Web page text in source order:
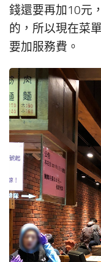
錢還要再加10元
的，所以現在菜
要加服務費。